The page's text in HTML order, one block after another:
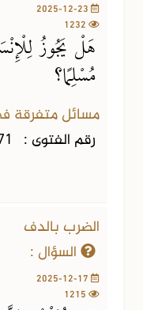
هَلْ يَجُوزُ
مُسْلِمًا؟
مسائل متفرقة
رقم الفتوى :
الضرب بالدف
السؤال :